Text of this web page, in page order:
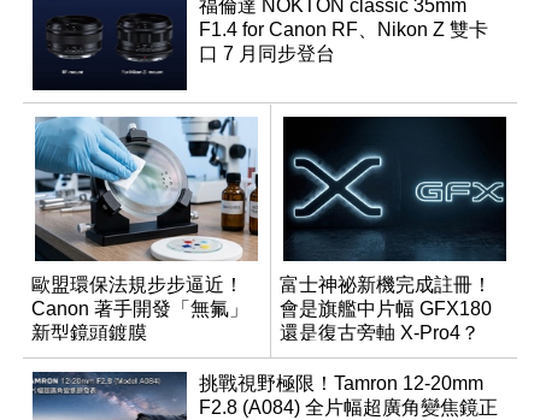
福倫達 NOKTON classic 35mm
F1.4 for Canon RF、Nikon Z 雙卡
口 7 月同步登台
歐盟環保法規步步逼近！
Canon 著手開發「無氟」
新型鏡頭鍍膜
富士神祕新機完成註冊！
會是旗艦中片幅 GFX180
還是復古旁軸 X-Pro4？
挑戰視野極限！Tamron 12-20mm
F2.8 (A084) 全片幅超廣角變焦鏡正